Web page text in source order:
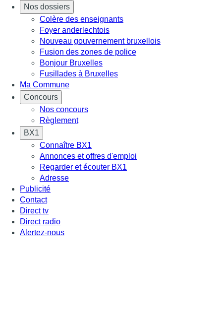
Nos dossiers
Colère des enseignants
Foyer anderlechtois
Nouveau gouvernement bruxellois
Fusion des zones de police
Bonjour Bruxelles
Fusillades à Bruxelles
Ma Commune
Concours
Nos concours
Règlement
BX1
Connaître BX1
Annonces et offres d'emploi
Regarder et écouter BX1
Adresse
Publicité
Contact
Direct tv
Direct radio
Alertez-nous